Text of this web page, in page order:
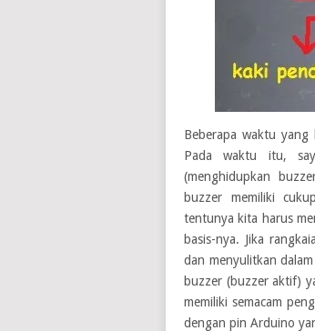
Beberapa waktu yang
Pada waktu itu,
(menghidupkan
buzzer memiliki
tentunya kita harus
basis-nya. Jika
dan menyulitkan
buzzer (buzzer aktif)
memiliki semacam
dengan pin Arduino